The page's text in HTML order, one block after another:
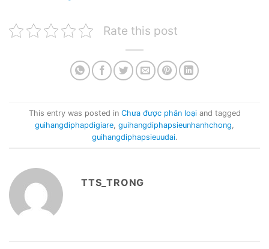
Rate this post
This entry was posted in Chưa được phân loạiand tagged
guihangdiphapdigiare guihangdiphapsieunhanhchong
guihangdiphapsieuudai.
TTS_TRONG